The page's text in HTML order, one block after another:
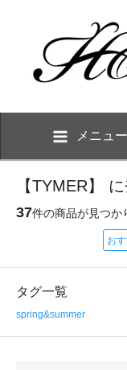
メニュー
【TYMER】
37件の商品が見つか
お
タグ一覧
spring&summer